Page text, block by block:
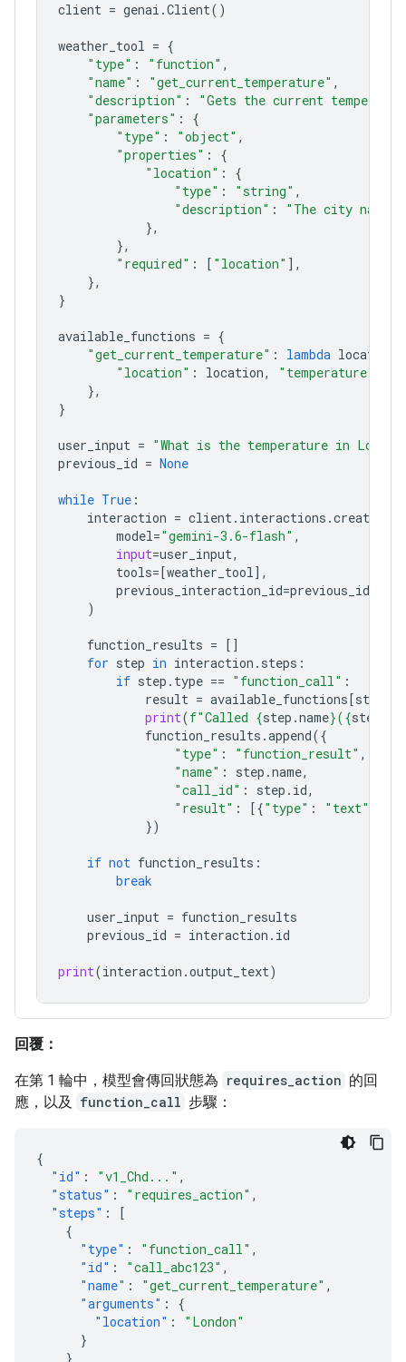
client = genai .Client()
weather_tool = {
"type" : "function" ,
"name" : "get_current_temperature" ,
"description" :
"Gets the current
"parameters" :
{
"type" : "object" ,
"properties" :
{
"location" :
{
"type" : "string" ,
"description" :
"The city name,
},
},
"required" : [ "location" ],
},
}
available_functions = {
"get_current_temperature" : lambda location
"location" : location, "temperature"
},
}
user_input = "What is the temperature in
previous_id = None
while True :
interaction = client. interactions .create
model="gemini-3.6-flash" ,
input=user_input,
tools=[weather_tool],
previous_interaction_id=previous_id
)
function_results = []
for step in interaction . steps :
if step . type == "function_call" :
result = available_functions[step
print(f"Called {step .name}({step
function_results .append({
"type" : "function_result" ,
"name" : step .name,
"call_id" : step . id,
"result" : [{"type" : "text"
})
if not function_results :
break
user_input = function_results
previous_id = interaction . id
print(interaction .output_text)
回覆：
在第 1 輪中，模型會傳回狀態為 requires_action 的回
應，以及
function_call 步驟：
{
"id" : "v1_Chd..." ,
"status" : "requires_action" ,
"steps" :
[
{
"type" : "function_call" ,
"id" : "call_abc123" ,
"name" : "get_current_temperature" ,
"arguments" :
{
"location" :
"London"
}
}